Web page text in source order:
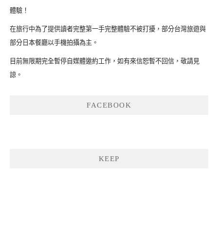
體驗！
在旅行中為了提供讀者完整第一手完整體驗不被打擾，部分台灣旅遊與
部分日本餐廳以手機拍攝為主。
目前無限期完全暫停自媒體邀約工作，如有來信恕暫不回信，敬請見
諒。
FACEBOOK
KEEP